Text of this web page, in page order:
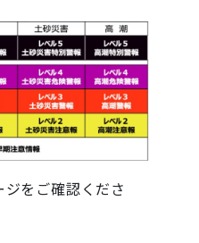
をご確認くださ